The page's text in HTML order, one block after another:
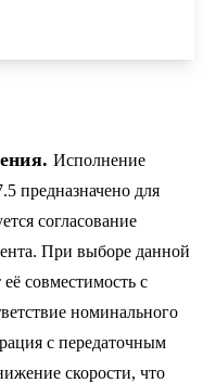
Исполнение
предназначено для
согласование
При выборе данной
совместимость с
номинального
с передаточным
скорости, что